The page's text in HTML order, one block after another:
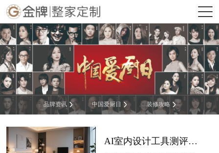
品牌资讯 中国爱厨日 装修攻略
AI室内设计工具测评：飞流AI领衔，免费打造你的理想家